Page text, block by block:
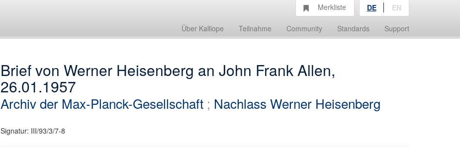
Über Kalliope Teilnahme Community Standards Support
Merkliste DE EN
Brief von Werner Heisenberg an John Frank Allen,
26.01.1957
Archiv der Max-Planck-Gesellschaft; Nachlass Werner Heisenberg
Signatur: III/93/3/7-8